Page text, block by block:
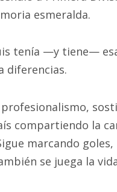
esmeralda.
tenía —y tiene—
diferencias.
compartiendo la
marcando
se juega la